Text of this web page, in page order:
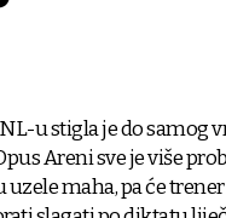
u stigla je do samog
Areni sve je više
uzele maha, pa će